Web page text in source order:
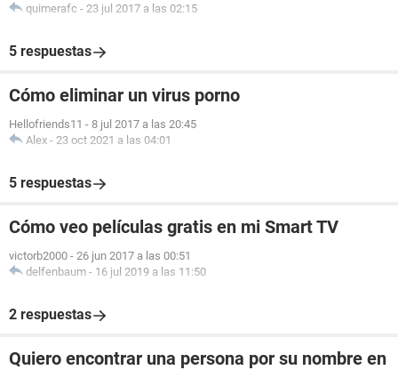
quimerafc - 23 jul 2017 a las 02:15
5 respuestas
Cómo eliminar un virus porno
Hellofriends11 - 8 jul 2017 a las 20:45
Alex - 23 oct 2021 a las 04:01
5 respuestas
Cómo veo películas gratis en mi Smart TV
victorb2000 - 26 jun 2017 a las 00:51
delfenbaum - 16 jul 2019 a las 11:50
2 respuestas
Quiero encontrar una persona por su nombre en